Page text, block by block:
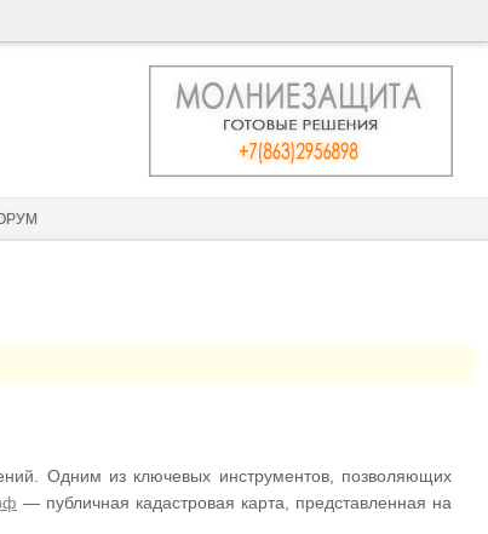
Одним из ключевых инструментов, позволяющих
— публичная кадастровая карта, представленная на